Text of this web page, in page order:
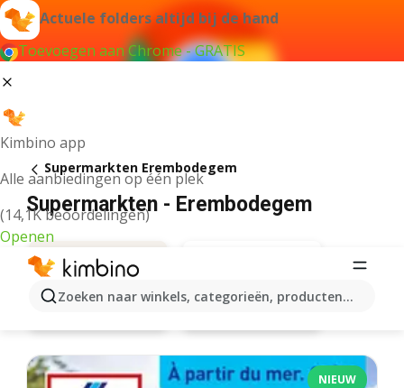
Actuele folders altijd bij de hand
Toevoegen aan Chrome - GRATIS
Kimbino app
Alle aanbiedingen op één plek
(14,1K beoordelingen)
Openen
Zoeken naar winkels, categorieën, producten...
Supermarkten Erembodegem
Supermarkten - Erembodegem
NIEUW